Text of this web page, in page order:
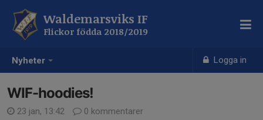
Nyheter Logga in
Waldemarsviks IF
Flickor födda 2018/2019
WIF-hoodies!
23 jan, 13:42
0 kommentarer